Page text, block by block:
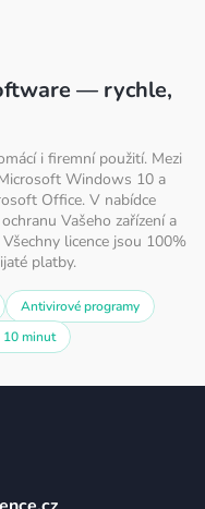
— rychle,
i firemní použití. Mezi
Windows 10 a
Office. V nabídce
Vašeho zařízení a
licence jsou 100%
platby.
Antivirové programy
10 minut